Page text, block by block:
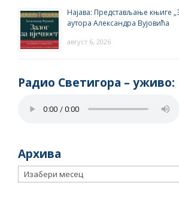
Најава: Представљање књиге
аутора Александра Вујовића
август 6, 2026
Радио Светигора – yживо:
Архива
Архива